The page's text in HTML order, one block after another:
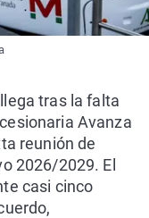
llega tras la falta
Avanza
reunión de
2026/2029. El
casi cinco